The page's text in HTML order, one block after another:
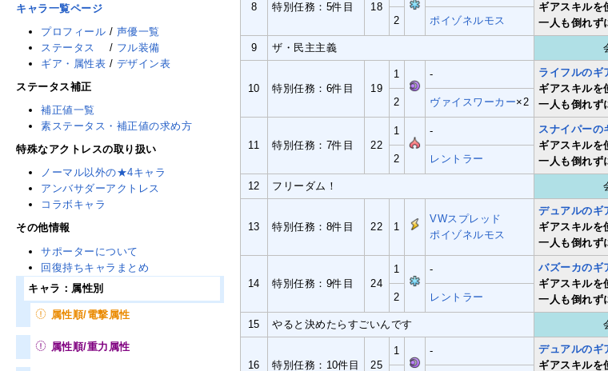
8 特別任務：5件目 18
ギアスキルを
一人も倒れず
2 ポイゾネルモス
9 ザ・民主主義
10 特別任務：6件目 19
1 - ライフルのギ
ギアスキルを
一人も倒れず
2 ヴァイスワーカー×2
11 特別任務：7件目 22
1 - スナイパーの
ギアスキルを
一人も倒れず
2 レントラー
12 フリーダム！
13 特別任務：8件目 22 1
VWスプレッド
ポイゾネルモス
デュアルのギ
ギアスキルを
一人も倒れず
14 特別任務：9件目 24
1 - バズーカのギ
ギアスキルを
一人も倒れず
2 レントラー
15 やると決めたらすごいんです
16 特別任務：10件目 25
1 - デュアルのギ
ギアスキルを
キャラ一覧ページ
プロフィール / 声優一覧
ステータス
/ フル装備
ギア・属性表 / デザイン表
ステータス補正
補正値一覧
素ステータス・補正値の求め方
特殊なアクトレスの取り扱い
ノーマル以外の★4キャラ
アンバサダーアクトレス
コラボキャラ
その他情報
サポーターについて
回復持ちキャラまとめ
キャラ：属性別
属性順/電撃属性
属性順/重力属性